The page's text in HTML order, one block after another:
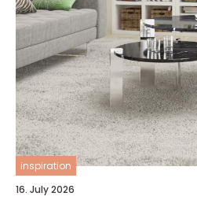
inspiration
16. July 2026